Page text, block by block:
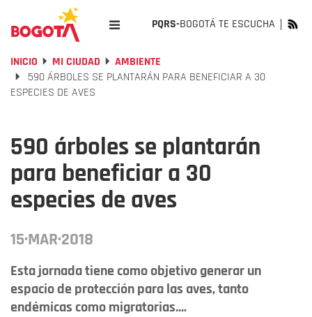
PQRS-BOGOTÁ TE ESCUCHA
INICIO MI CIUDAD
AMBIENTE
590 ÁRBOLES SE PLANTARÁN PARA BENEFICIAR A 30
ESPECIES DE AVES
590 árboles se plantarán
para beneficiar a 30
especies de aves
15·MAR·2018
Esta jornada tiene como objetivo generar un
espacio de protección para las aves, tanto
endémicas como migratorias....